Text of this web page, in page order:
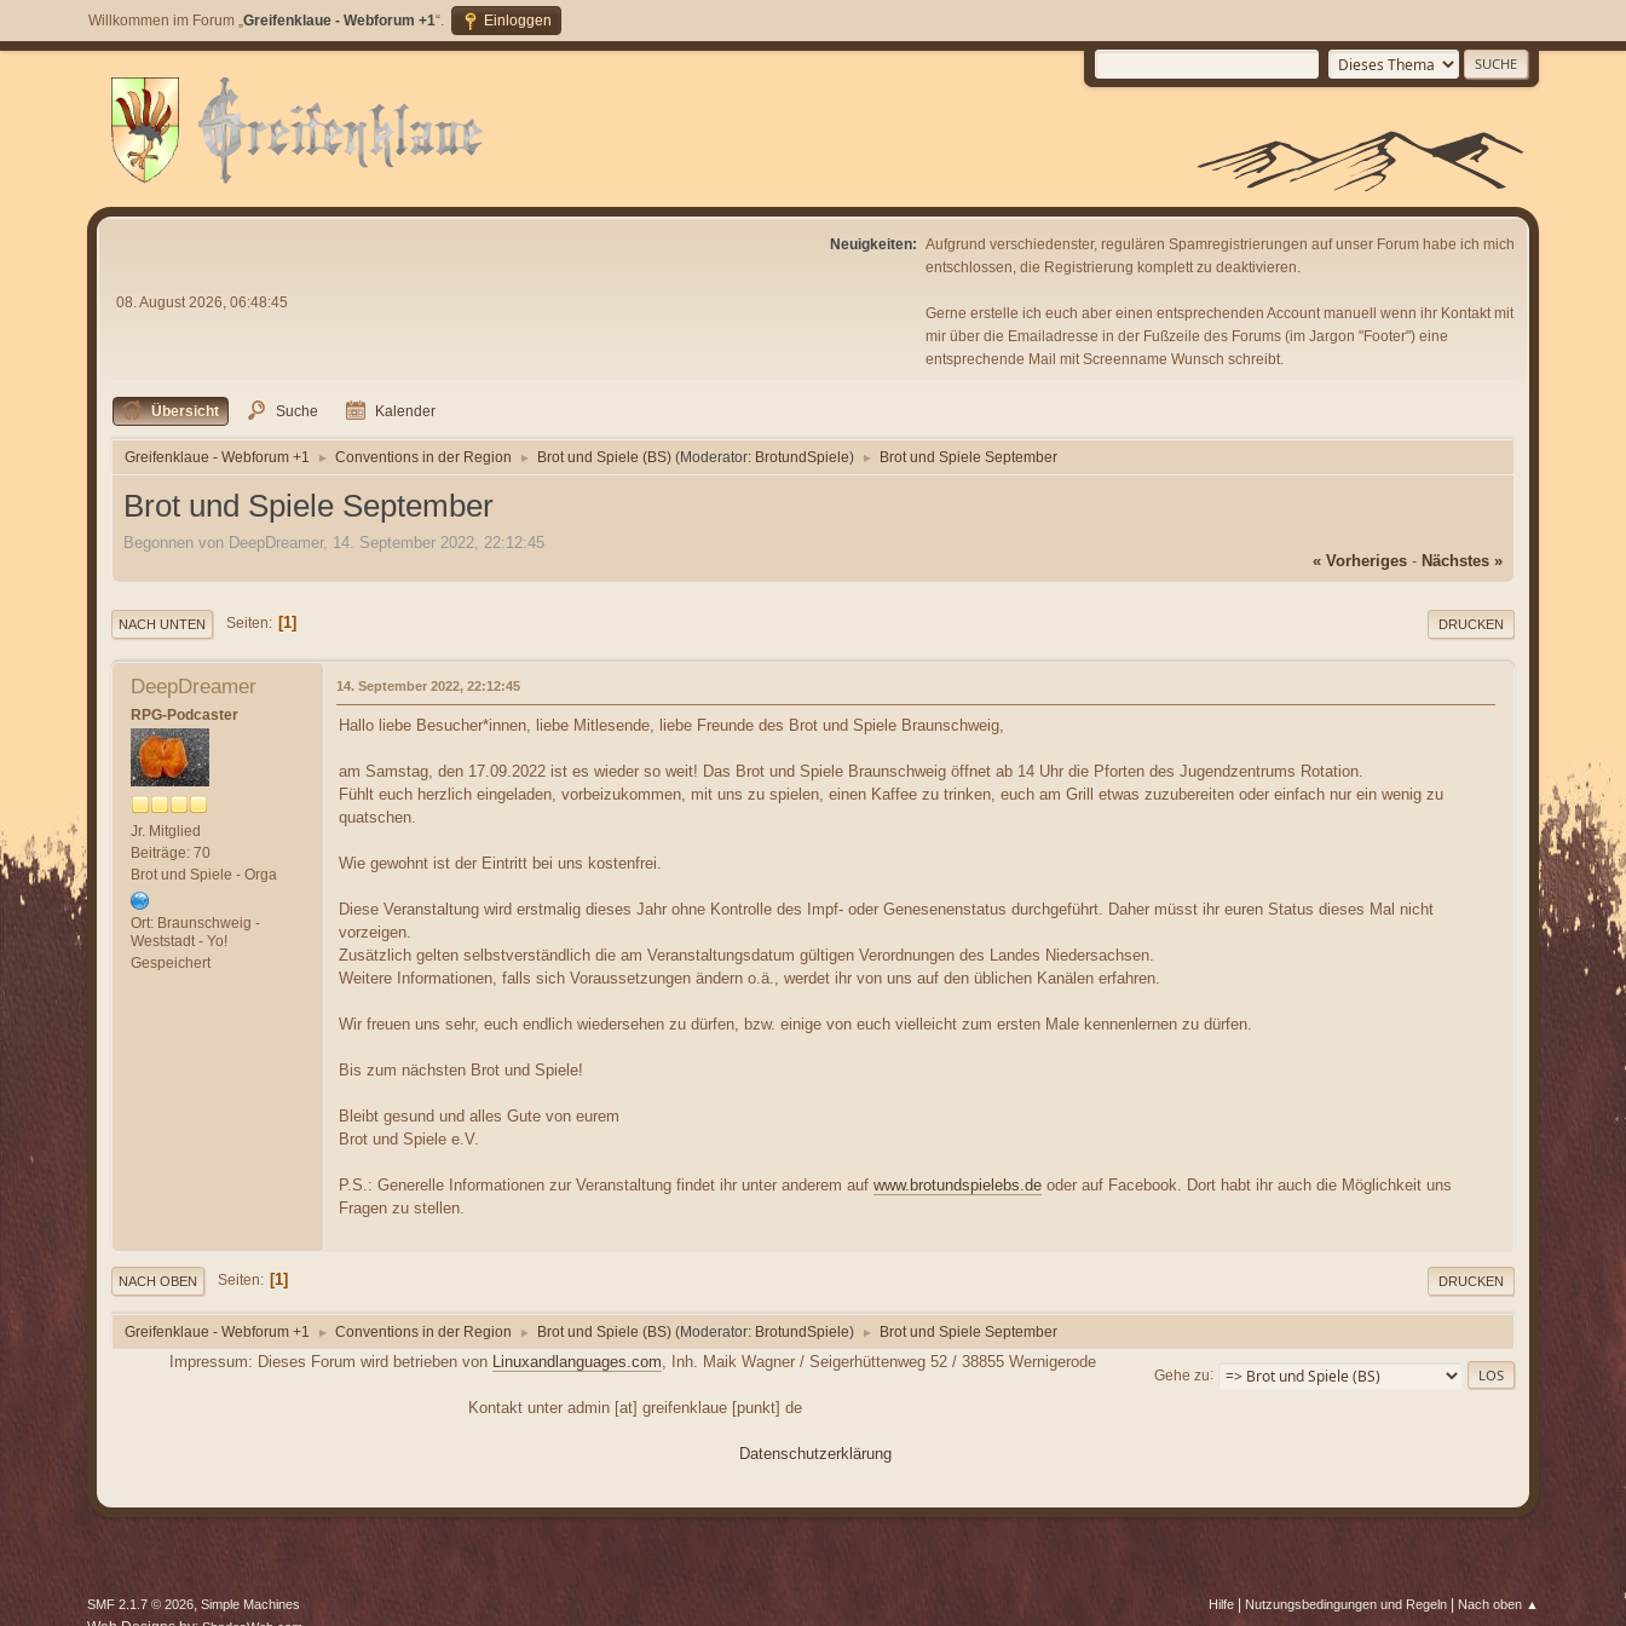
Willkommen im Forum „Greifenklaue - Webforum +1“. Einloggen
08. August 2026, 06:48:45
Neuigkeiten: Aufgrund verschiedenster, regulären Spamregistrierungen auf unser Forum habe ich mich
entschlossen, die Registrierung komplett zu deaktivieren.
Gerne erstelle ich euch aber einen entsprechenden Account manuell wenn ihr Kontakt mit
mir über die Emailadresse in der Fußzeile des Forums (im Jargon "Footer") eine
entsprechende Mail mit Screenname Wunsch schreibt.
Übersicht Suche Kalender
Greifenklaue - Webforum +1 ► Conventions in der Region ► Brot und Spiele (BS) (Moderator: BrotundSpiele) ► Brot und Spiele September
Brot und Spiele September
Begonnen von DeepDreamer, 14. September 2022, 22:12:45
« Vorheriges - Nächstes »
DRUCKEN
NACH UNTEN Seiten 1
DeepDreamer
RPG-Podcaster
Jr. Mitglied
Beiträge: 70
Brot und Spiele - Orga
Ort: Braunschweig -
Weststadt - Yo!
Gespeichert
14. September 2022, 22:12:45
Hallo liebe Besucher*innen, liebe Mitlesende, liebe Freunde des Brot und Spiele Braunschweig,
am Samstag, den 17.09.2022 ist es wieder so weit! Das Brot und Spiele Braunschweig öffnet ab 14 Uhr die Pforten des Jugendzentrums Rotation.
Fühlt euch herzlich eingeladen, vorbeizukommen, mit uns zu spielen, einen Kaffee zu trinken, euch am Grill etwas zuzubereiten oder einfach nur ein wenig zu
quatschen.
Wie gewohnt ist der Eintritt bei uns kostenfrei.
Diese Veranstaltung wird erstmalig dieses Jahr ohne Kontrolle des Impf- oder Genesenenstatus durchgeführt. Daher müsst ihr euren Status dieses Mal nicht
vorzeigen.
Zusätzlich gelten selbstverständlich die am Veranstaltungsdatum gültigen Verordnungen des Landes Niedersachsen.
Weitere Informationen, falls sich Voraussetzungen ändern o.ä., werdet ihr von uns auf den üblichen Kanälen erfahren.
Wir freuen uns sehr, euch endlich wiedersehen zu dürfen, bzw. einige von euch vielleicht zum ersten Male kennenlernen zu dürfen.
Bis zum nächsten Brot und Spiele!
Bleibt gesund und alles Gute von eurem
Brot und Spiele e.V.
P.S.: Generelle Informationen zur Veranstaltung findet ihr unter anderem auf www.brotundspielebs.de oder auf Facebook. Dort habt ihr auch die Möglichkeit uns
Fragen zu stellen.
DRUCKEN
NACH OBEN Seiten 1
Greifenklaue - Webforum +1 ► Conventions in der Region ► Brot und Spiele (BS) (Moderator: BrotundSpiele) ► Brot und Spiele September
Gehe zu
Impressum: Dieses Forum wird betrieben von Linuxandlanguages.com , Inh. Maik Wagner / Seigerhüttenweg 52 / 38855 Wernigerode
Kontakt unter admin [at] greifenklaue [punkt] de
Datenschutzerklärung
Hilfe Nutzungsbedingungen und Regeln Nach oben ▲
SMF 2.1.7 © 2026, Simple Machines